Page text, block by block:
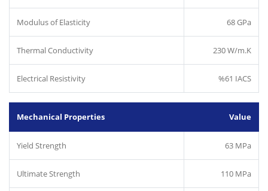
Modulus of Elasticity 68 GPa
Thermal Conductivity 230 W/m.K
Electrical Resistivity %61 IACS
Mechanical Properties Value
Yield Strength 63 MPa
Ultimate Strength 110 MPa